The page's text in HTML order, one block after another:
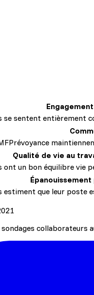
des
entre les
Engagement
se sentent entièrement
Qualité de vie au
ont un bon équilibre vie
estiment que leur poste
collaborateurs